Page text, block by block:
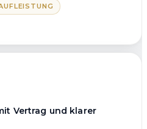
Vertrag und klarer